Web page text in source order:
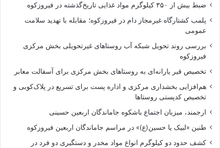
ضبط بیش از ۳۵۰ کیلوگرم مواد غذایی تاریخ‌گذشته در فیروزکوه
پلمب کشتارگاه غیرمجاز دام در فیروزکوه؛ مقابله با تهدید سلامت
عمومی
بررسی روند تحویل شبکه آب روستاهای غیرتحویلی بخش مرکزی
فیروزکوه
تخصیص قیر یارانه‌ای به روستاهای بخش مرکزی برای آسفالت معابر
هم‌افزایی بخشداری مرکزی و اداره پست برای تسریع در پلاک‌کوبی و
تخصیص کدپستی روستاها
ارجمند، میزبان اجتماع باشکوه جاماندگان اربعین حسینی
طنین «لبیک یا حسین(ع)» در مراسم جاماندگان اربعین فیروزکوه
کشف حدود دو کیلوگرم انواع مواد مخدر و دستگیری دو فرد در